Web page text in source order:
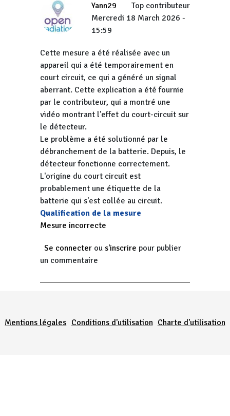
Yann29
Top contributeur
Mercredi 18 March 2026 -
15:59
Cette mesure a été réalisée avec un
appareil qui a été temporairement en
court circuit, ce qui a généré un signal
aberrant. Cette explication a été fournie
par le contributeur, qui a montré une
vidéo montrant l'effet du court-circuit sur
le détecteur.
Le problème a été solutionné par le
débranchement de la batterie. Depuis, le
détecteur fonctionne correctement.
L'origine du court circuit est
probablement une étiquette de la
batterie qui s'est collée au circuit.
Qualification de la mesure
Mesure incorrecte
Se connecter ou s'inscrire pour publier
un commentaire
Mentions légales Conditions d'utilisation Charte d'utilisation